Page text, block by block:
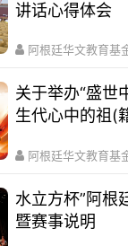
讲话心得体会
阿根廷华文教育基
关于举办“盛世
生代心中的祖(
阿根廷华文教育基
水立方杯”阿根
暨赛事说明